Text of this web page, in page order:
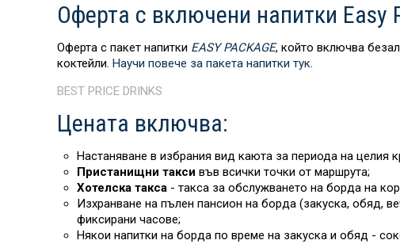
Оферта с включени напитки Easy
Оферта с пакет напитки EASY PACKAGE, който включва
коктейли. Научи повече за пакета напитки тук.
BEST PRICE DRINKS
Цената включва:
Настаняване в избрания вид каюта за периода на целия
Пристанищни такси във всички точки от маршрута;
Хотелска такса - такса за обслужването на борда на
Изхранване на пълен пансион на борда (закуска, обяд,
фиксирани часове;
Някои напитки на борда по време на закуска и обяд -